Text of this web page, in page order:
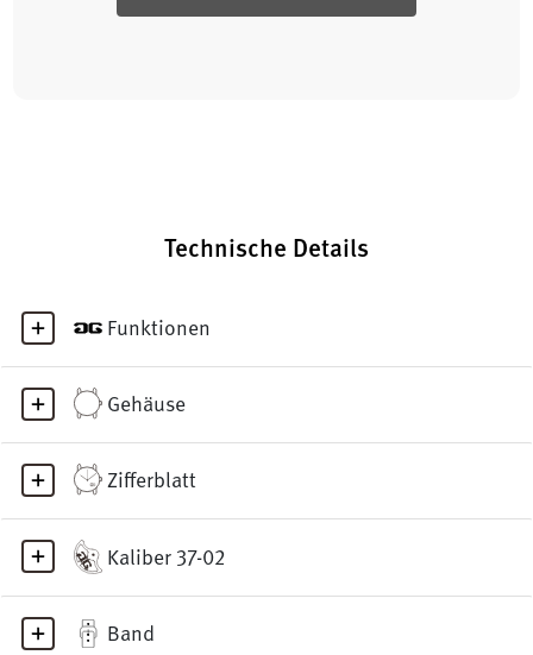
Technische Details
Funktionen
Gehäuse
Zifferblatt
Kaliber 37-02
Band